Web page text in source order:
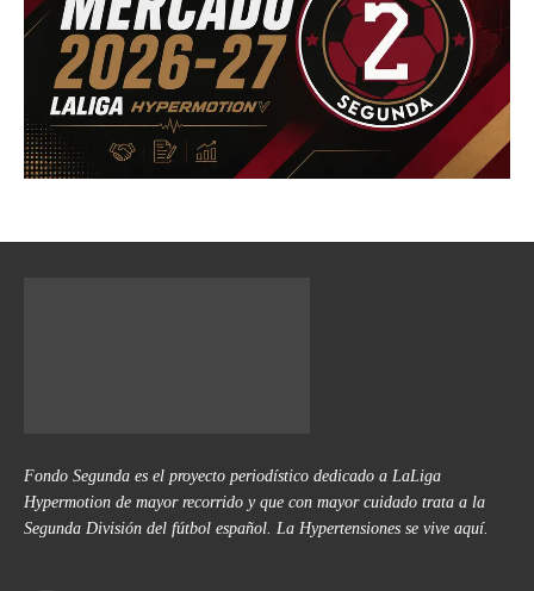
Fondo Segunda es el proyecto periodístico dedicado a LaLiga
Hypermotion de mayor recorrido y que con mayor cuidado trata a la
Segunda División del fútbol español. La Hypertensiones se vive aquí.